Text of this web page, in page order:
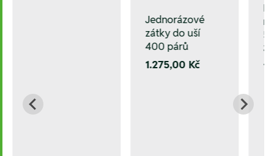
Jednorázové
zátky do uší
400 párů
1.275,00 Kč